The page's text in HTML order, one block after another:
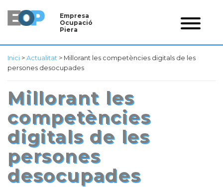
Empresa
Ocupació
Piera
Inici > Actualitat > Millorant les competències digitals de les
persones desocupades
Millorant les
competències
digitals de les
persones
desocupades